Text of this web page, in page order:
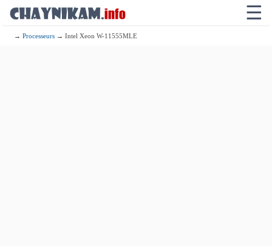
☰
→Processeurs → Intel Xeon W-11555MLE